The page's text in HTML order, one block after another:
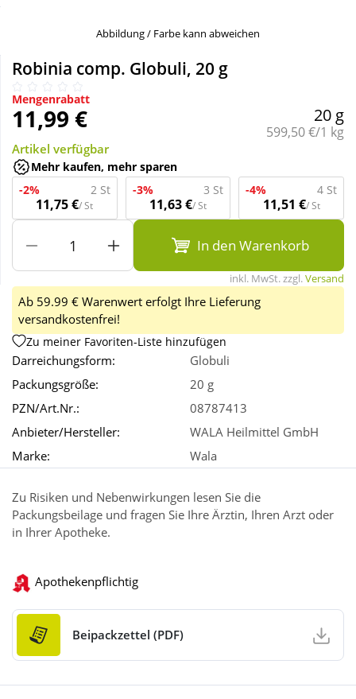
Täglich gut versorgt
Nahrungsergänzung
Natur & Homöopathie
Sanitätshaus
Sport & Fitness
Tierbedarf
Wellness
Abbildung / Farbe kann abweichen
Robinia comp. Globuli, 20 g
Mengenrabatt
11,99 € 20 g
Grundpreis:
599,50 €/1 kg
Artikel verfügbar
Mehr kaufen, mehr sparen
-2%
2 St
11,75 €/ St
-3% 3 St
11,63 €/ St
-4% 4 St
11,51 €/ St
In den Warenkorb
inkl. MwSt. zzgl.Versand
Ab 59.99 € Warenwert erfolgt Ihre Lieferung
versandkostenfrei!
Zu meiner Favoriten-Liste hinzufügen
Darreichungsform:
Globuli
Packungsgröße:
20 g
PZN/Art.Nr.:
08787413
Anbieter/Hersteller:
WALA Heilmittel GmbH
Marke:
Wala
Zu Risiken und Nebenwirkungen lesen Sie die
Packungsbeilage und fragen Sie Ihre Ärztin, Ihren Arzt oder
in Ihrer Apotheke.
Apothekenpflichtig
Beipackzettel (PDF)